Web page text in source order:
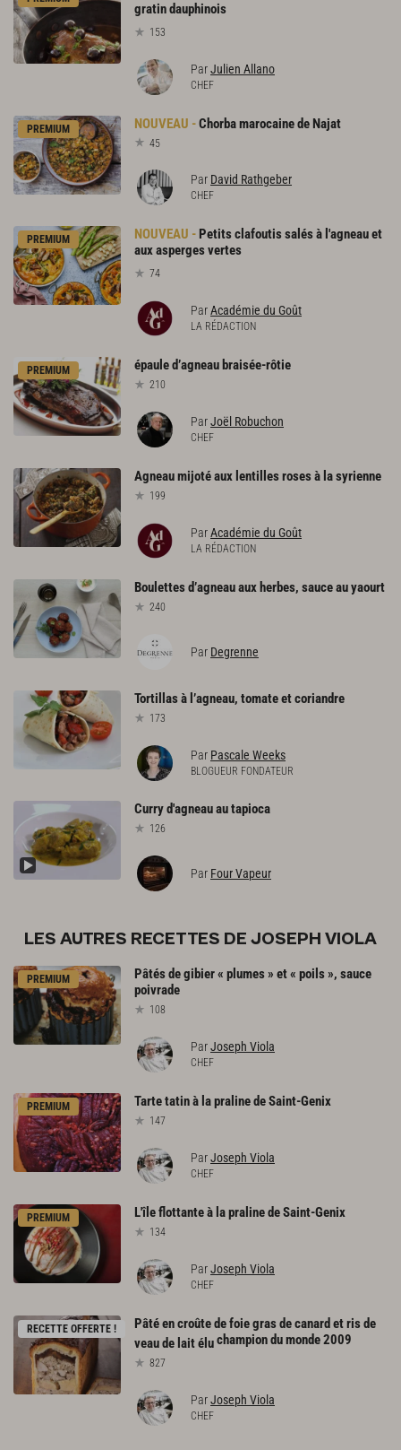
gratin dauphinois
153
ParJulien Allano
CHEF
PREMIUM Chorbamarocainede Najat
45
Par David Rathgeber
CHEF
PREMIUM
Petits clafoutis salés à l'agneau et
aux asperges vertes
74
ParAcadémie du Goût
LA RÉDACTION
PREMIUM épauled’agneau braisée-rôtie
210
ParJoël Robuchon
CHEF
Agneaumijotéaux lentillesrosesà lasyrienne
199
ParAcadémie du Goût
LA RÉDACTION
Boulettesd’agneauaux herbes, sauceauyaourt
240
Par Degrenne
Tortillasà l’agneau, tomateetcoriandre
173
Par Pascale Weeks
BLOGUEUR FONDATEUR
Curryd'agneauautapioca
126
Par Four Vapeur
LES AUTRES RECETTES DE JOSEPH VIOLA
PREMIUM Pâtésdegibier« plumes» et« poils», sauce
poivrade
108
ParJoseph Viola
CHEF
PREMIUM Tartetatinà lapralinedeSaint-Genix
147
ParJoseph Viola
CHEF
PREMIUM L'îleflottanteà lapralinedeSaint-Genix
134
ParJoseph Viola
CHEF
RECETTE OFFERTE !
Pâté en croûte de foie gras de canard et ris de
veau de lait éluchampion du monde 2009
827
ParJoseph Viola
CHEF